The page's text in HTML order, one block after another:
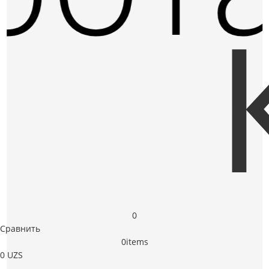
0
Сравнить
0items
0 UZS